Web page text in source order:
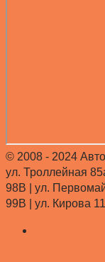
© 2008 - 2024
ул. Троллейная
98В | ул.
99В | ул. Кирова